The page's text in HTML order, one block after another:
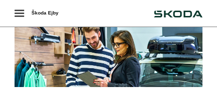
Toggle
navigation
Škoda Ejby